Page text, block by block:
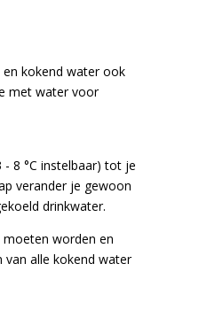
kokend water ook
met water voor
8 °C instelbaar) tot je
verander je gewoon
drinkwater.
worden en
van alle kokend water